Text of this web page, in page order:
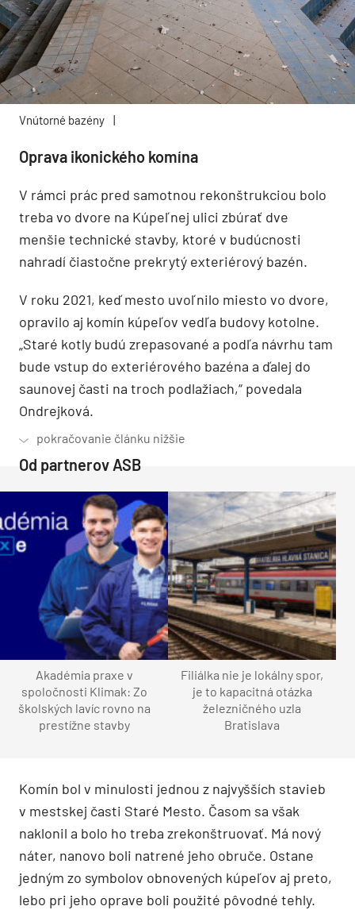
Vnútorné bazény
Oprava ikonického komína
V rámci prác pred samotnou rekonštrukciou bolo
treba vo dvore na Kúpeľnej ulici zbúrať dve
menšie technické stavby, ktoré v budúcnosti
nahradí čiastočne prekrytý exteriérový bazén.
V roku 2021, keď mesto uvoľnilo miesto vo dvore,
opravilo aj komín kúpeľov vedľa budovy kotolne.
„Staré kotly budú zrepasované a podľa návrhu tam
bude vstup do exteriérového bazéna a ďalej do
saunovej časti na troch podlažiach,“ povedala
Ondrejková.
Od partnerov ASB
Akadémia praxe v
spoločnosti Klimak: Zo
školských lavíc rovno na
prestížne stavby
Filiálka nie je lokálny spor,
je to kapacitná otázka
železničného uzla
Bratislava
Komín bol v minulosti jednou z najvyšších stavieb
v mestskej časti Staré Mesto. Časom sa však
naklonil a bolo ho treba zrekonštruovať. Má nový
náter, nanovo boli natrené jeho obruče. Ostane
jedným zo symbolov obnovených kúpeľov aj preto,
lebo pri jeho oprave boli použité pôvodné tehly.